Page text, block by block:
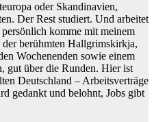
oder Skandinavien,
Der Rest studiert. Und arbeitet
komme mit meinem
berühmten Hallgrimskirkja,
Wochenenden sowie einem
gut über die Runden. Hier ist
Deutschland – Arbeitsverträge
gedankt und belohnt, Jobs gibt